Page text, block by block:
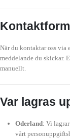
När du kontaktar oss via
meddelande du skickar.
manuellt.
Var lagras
Oderland: Vi lagrar
vårt